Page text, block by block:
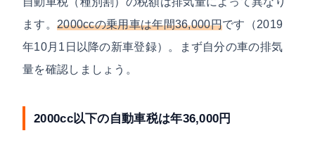
ます。 2000ccの乗用車は年間36,000円です（2019
年10月1日以降の新車登録）。まず自分の車の排気
量を確認しましょう。
2000cc以下の自動車税は年36,000円